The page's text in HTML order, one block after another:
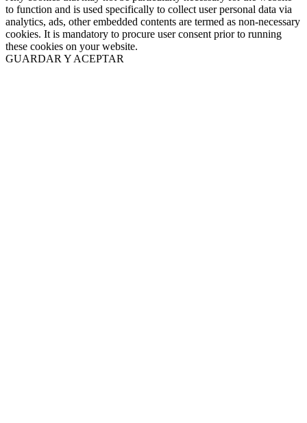
to function and is used specifically to collect user personal data via
analytics, ads, other embedded contents are termed as non-necessary
cookies. It is mandatory to procure user consent prior to running
these cookies on your website.
GUARDAR Y ACEPTAR